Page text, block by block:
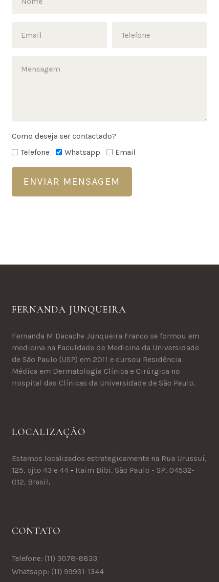
Como deseja ser contactado?
Telefone
Whatsapp Email
ENVIAR MENSAGEM
FERNANDA JUNQUEIRA
Fernanda M Dacache Junqueira Franco se formou em
medicina na Faculdade de Medicina da Universidade
de São Paulo (USP) em 2011 e cursou Residência
Médica em Dermatologia Clínica e Cirúrgica no
Hospital das Clínicas da Universidade de São Paulo.
LOCALIZAÇÃO
Estamos localizados estrategicamente na Rua Urussuí,
125, cjto 43 e 44 - Itaim Bibi, São Paulo - SP, 04532-
012, Brasil.
CONTATO
Telefone: (11) 3078-8833
Whatsapp: (11) 99931-1344